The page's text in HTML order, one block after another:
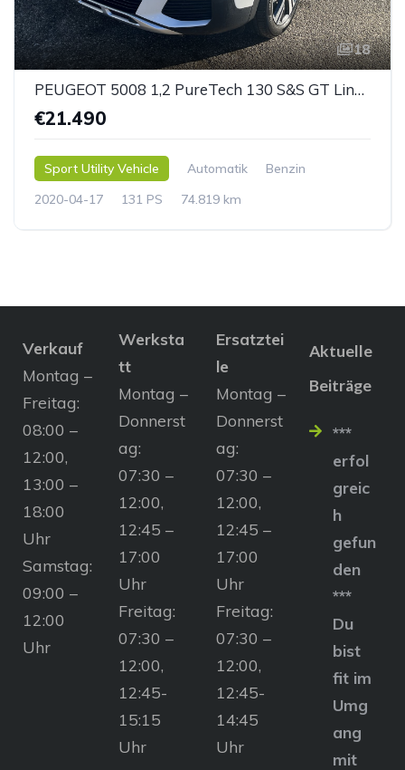
18
PEUGEOT 5008 1,2 PureTech 130 S&S GT Line EAT8 Aut.
€21.490
Sport Utility Vehicle Automatik
Benzin
2020-04-17
131 PS 74.819 km
Verkauf
Montag –
Freitag:
08:00 –
12:00,
13:00 –
18:00
Uhr
Samstag:
09:00 –
12:00
Uhr
Werksta
tt
Montag –
Donnerst
ag:
07:30 –
12:00,
12:45 –
17:00
Uhr
Freitag:
07:30 –
12:00,
12:45-
15:15
Uhr
Ersatztei
le
Montag –
Donnerst
ag:
07:30 –
12:00,
12:45 –
17:00
Uhr
Freitag:
07:30 –
12:00,
12:45-
14:45
Uhr
Aktuelle
Beiträge
***
erfol
greic
h
gefun
den
***
Du
bist
fit im
Umg
ang
mit